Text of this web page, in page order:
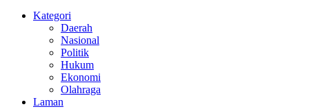
Kategori
Daerah
Nasional
Politik
Hukum
Ekonomi
Olahraga
Laman